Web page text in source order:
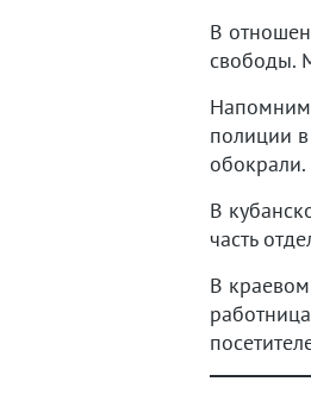
В
свободы.
полиции
обокрали.
В
часть
В